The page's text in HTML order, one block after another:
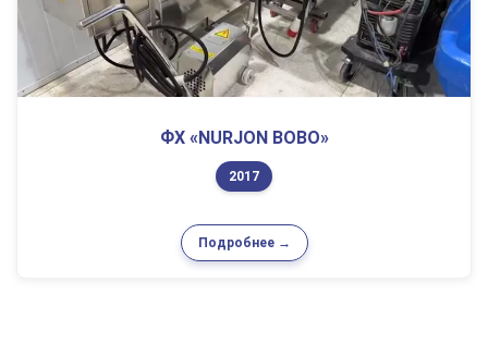
ФХ «NURJON BOBO»
2017
Подробнее →